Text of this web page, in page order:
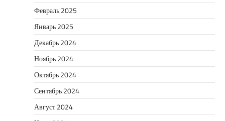
Февраль 2025
Январь 2025
Декабрь 2024
Ноябрь 2024
Октябрь 2024
Сентябрь 2024
Август 2024